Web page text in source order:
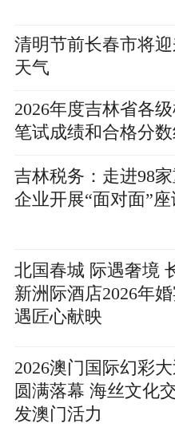
清明节前长春市将
天气
2026年度吉林省各
笔试成绩和合格分
吉林税务：走进98
企业开展“面对面”座
北国春城 际遇奢境 长春高
新洲际酒店2026年
遇匠心献映
2026澳门国际幻彩
圆满落幕 海丝文化
发澳门活力